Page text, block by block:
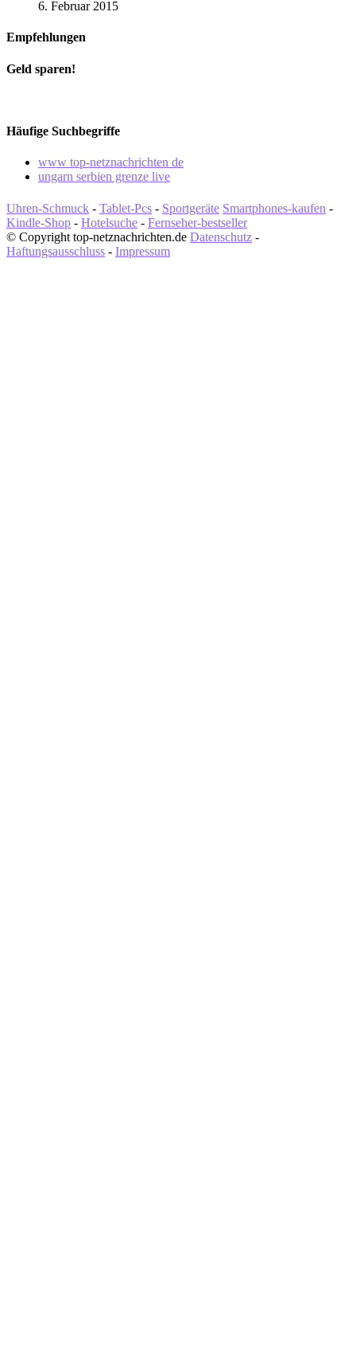
6. Februar 2015
Empfehlungen
Geld sparen!
Häufige Suchbegriffe
www top-netznachrichten de
ungarn serbien grenze live
Uhren-Schmuck - Tablet-Pcs - Sportgeräte Smartphones-kaufen -
Kindle-Shop - Hotelsuche - Fernseher-bestseller
© Copyright top-netznachrichten.de Datenschutz -
Haftungsausschluss - Impressum